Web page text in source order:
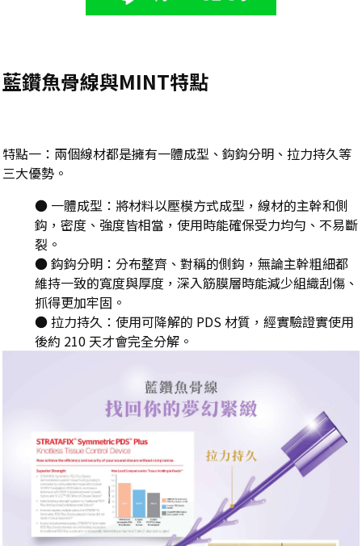
藍鑽魚骨線與MINT特點
特點一：兩個線材都是擁有一體成型、鈎鈎分明、拉力持久等
三大優勢。
● 一體成型：將材料以壓模方式成型，線材的主幹和側
鈎，密度、強度皆相當，使用時能確保受力均勻、不易斷
裂。
●鈎鈎分明：分布整齊、對稱的側鈎，無論主幹粗細都
維持一致的寬度與厚度，深入筋膜層時能減少組織刮傷、
抓得更加牢固。
●拉力持久：使用可降解的 PDS 材質，經實驗證實使用
後約 210 天才會完全分解。